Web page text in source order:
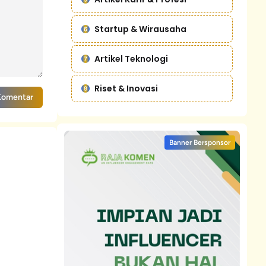
Startup & Wirausaha
Artikel Teknologi
Riset & Inovasi
Banner Bersponsor